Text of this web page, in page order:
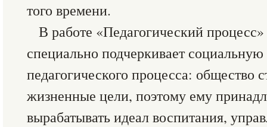
того времени.
В работе «Педагогический
специально подчеркивает
педагогического процесса: общество
жизненные цели, поэтому ему
вырабатывать идеал воспитания,